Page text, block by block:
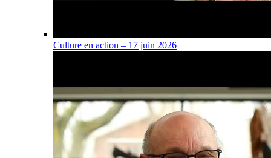
Culture en action – 17 juin 2026